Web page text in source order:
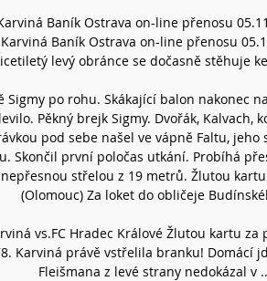
Baník Ostrava on-line přenosu
Baník Ostrava on-line přenosu
levý obránce se dočasně stěhuje
Sigmy po rohu. Skákající balon nakonec
Pěkný brejk Sigmy. Dvořák, Kalvach,
pod sebe našel ve vápně Faltu,
Skončil první poločas utkání. Probíhá
střelou z 19 metrů. Žlutou kartu
(Olomouc) Za loket do obličeje
vs.FC Hradec Králové Žlutou kartu
Karviná právě vstřelila branku! Domácí
Fleišmana z levé strany nedokázal v